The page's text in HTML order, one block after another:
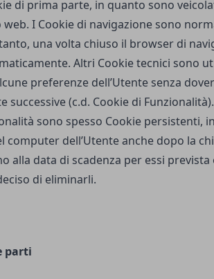
di prima parte, in quanto sono
web. I Cookie di navigazione sono
una volta chiuso il browser di
Altri Cookie tecnici sono
preferenze dell’Utente senza
successive (c.d. Cookie di
sono spesso Cookie persistenti,
computer dell’Utente anche dopo la
alla data di scadenza per essi
di eliminarli.
parti